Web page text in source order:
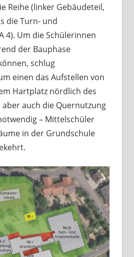
Reihe (linker Gebäudeteil,
die Turn- und
4). Um die Schülerinnen
der Bauphase
schlug
einen das Aufstellen von
Hartplatz nördlich des
aber auch die Quernutzung
– Mittelschüler
in der Grundschule